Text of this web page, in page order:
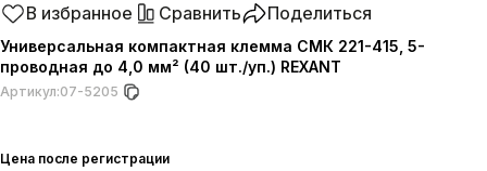
В избранное Сравнить Поделиться
Универсальная компактная клемма СМК 221-415, 5-
проводная до 4,0 мм² (40 шт./уп.) REXANT
Артикул:07-5205
Цена после регистрации